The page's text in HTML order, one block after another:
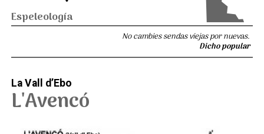
Espeleología
No cambies sendas viejas por nuevas.
Dicho popular
La Vall d’Ebo
L'Avencó